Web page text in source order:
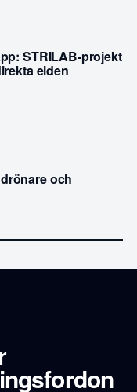
STRILAB-projekt
elden
och